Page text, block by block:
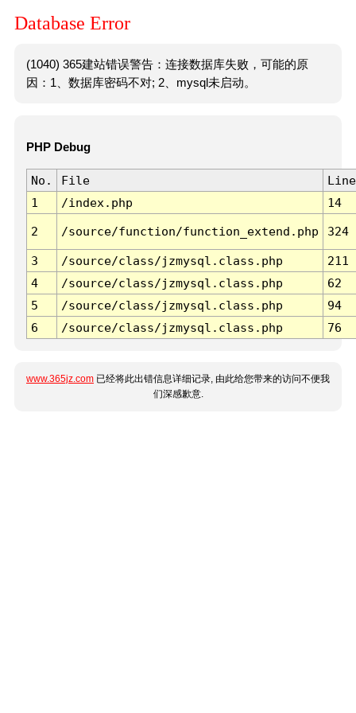
Database Error
(1040) 365建站错误警告：连接数据库失败，可能的原
因：1、数据库密码不对; 2、mysql未启动。
PHP Debug
No. File
Line
1
/index.php 14
2 /source/function/function_extend.php 324
3 /source/class/jzmysql.class.php
211
4
/source/class/jzmysql.class.php
62
5
/source/class/jzmysql.class.php
94
6
/source/class/jzmysql.class.php 76
www.365jz.com 已经将此出错信息详细记录, 由此给您带来的访问不便我
们深感歉意.